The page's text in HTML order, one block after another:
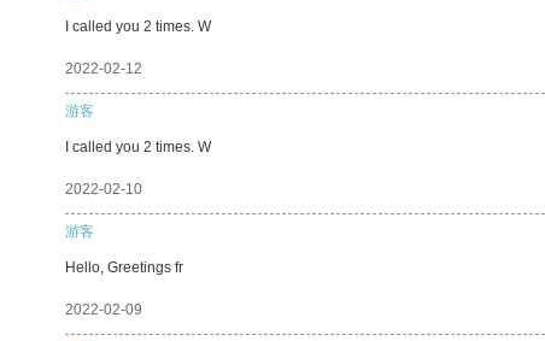
I called you 2 times. W
2022-02-12
游客
I called you 2 times. W
2022-02-10
游客
Hello, Greetings fr
2022-02-09